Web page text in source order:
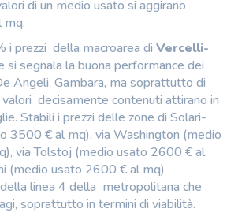
di un medio usato si aggirano
mq.
i prezzi della macroarea di Vercelli-
si segnala la buona performance dei
Angeli, Gambara, ma soprattutto di
decisamente contenuti attirano in
Stabili i prezzi delle zone di Solari-
3500 € al mq), via Washington (medio
via Tolstoj (medio usato 2600 € al
(medio usato 2600 € al mq)
linea 4 della metropolitana che
soprattutto in termini di viabilità.